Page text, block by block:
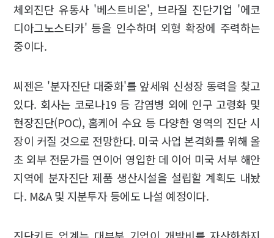
체외진단 유통사 '베스트비온', 브라질 진단기업 '에코
디아그노스티카' 등을 인수하며 외형 확장에 주력하는
중이다.
씨젠은 '분자진단 대중화'를 앞세워 신성장 동력을 찾고
있다. 회사는 코로나19 등 감염병 외에 인구 고령화 및
현장진단(POC), 홈케어 수요 등 다양한 영역의 진단 시
장이 커질 것으로 전망한다. 미국 사업 본격화를 위해 올
초 외부 전문가를 연이어 영입한 데 이어 미국 서부 해안
지역에 분자진단 제품 생산시설을 설립할 계획도 내놨
다. M&A 및 지분투자 등에도 나설 예정이다.